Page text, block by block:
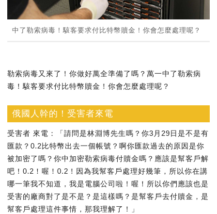
中了勒索病毒！駭客要求付比特幣贖金！你會怎麼處理呢？
勒索病毒又來了！你做好萬全準備了嗎？萬一中了勒索病
毒！駭客要求付比特幣贖金！你會怎麼處理呢？
俄國人幹的！受害者來電
受害者 來電：「請問是林淵博先生嗎？你3月29日是不是有
匯款？0.2比特幣出去一個帳號？啊你匯款過去的原因是你
被加密了嗎？你中加密勒索病毒付贖金嗎？應該是幫客戶解
吧！0.2！喔！0.2！因為我幫客戶處理好幾筆，所以你在講
哪一筆我不知道，我是電腦公司啦！喔！所以你們應該也是
受害的廠商對了是不是？是這樣嗎？是幫客戶去付贖金，是
幫客戶處理這件事情，那我理解了！」